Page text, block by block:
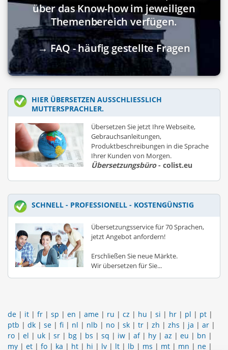
über das Know-how im jeweiligen
Themenbereich verfügen.
→ FAQ - häufig gestellte Fragen
HIER ÜBERSETZEN AUSSCHLIESSLICH M
UTTERSPRACHLER.
Übersetzen Sie jetzt Ihre Webseite,
Gebrauchsanleitungen,
Produktbeschreibungen in die Sprache
Ihrer Kunden von Morgen.
Übersetzungsbüro- colist.eu
SCHNELL - PROFESSIONELL - KOSTENGÜNSTIG
Übersetzungsservice für 70 Sprachen,
jetzt Angebot anfordern!
Erschließen Sie neue Märkte.
Wir übersetzen für Sie...
de | it | fr | sp | en | ame | ru | cz | hu | si | hr | pl | pt |
ptb | dk | se | fi | nl | nlb | no | sk | tr | zh | zhs | ja | ar |
ro | el | uk | sr | bg | bs | sq | iw | af| hy | az | eu | bn |
my | et | fo | ka | ht | hi | lv | lt | lb | ms | mt | mn | ne |